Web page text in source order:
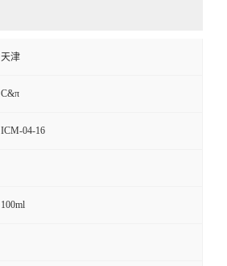
天津
C&π
ICM-04-16
100ml